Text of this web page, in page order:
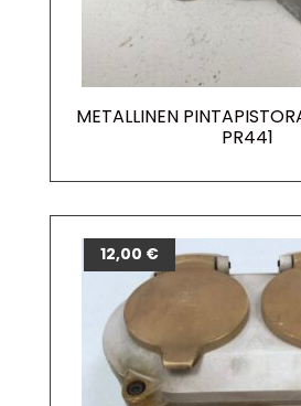
METALLINEN
PR441
12,00 €